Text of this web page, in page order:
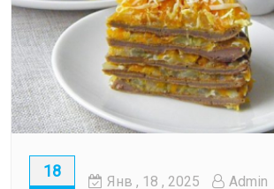
18
Янв , 18 , 2025 Admin